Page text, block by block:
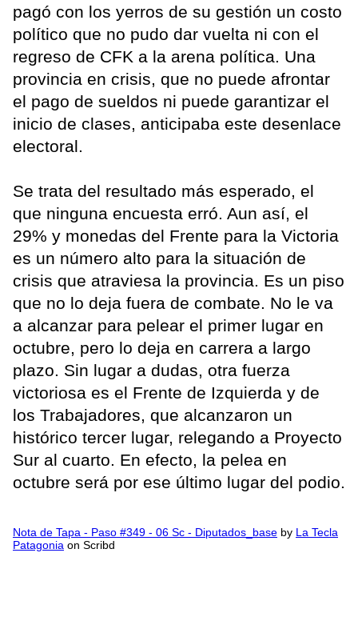
pagó con los yerros de su gestión un costo
político que no pudo dar vuelta ni con el
regreso de CFK a la arena política. Una
provincia en crisis, que no puede afrontar
el pago de sueldos ni puede garantizar el
inicio de clases, anticipaba este desenlace
electoral.
Se trata del resultado más esperado, el
que ninguna encuesta erró. Aun así, el
29% y monedas del Frente para la Victoria
es un número alto para la situación de
crisis que atraviesa la provincia. Es un piso
que no lo deja fuera de combate. No le va
a alcanzar para pelear el primer lugar en
octubre, pero lo deja en carrera a largo
plazo. Sin lugar a dudas, otra fuerza
victoriosa es el Frente de Izquierda y de
los Trabajadores, que alcanzaron un
histórico tercer lugar, relegando a Proyecto
Sur al cuarto. En efecto, la pelea en
octubre será por ese último lugar del podio.
Nota de Tapa - Paso #349 - 06 Sc - Diputados_base by La Tecla
Patagonia on Scribd